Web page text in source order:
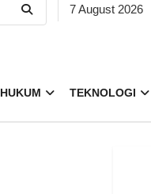
7 August 2026
HUKUM TEKNOLOGI